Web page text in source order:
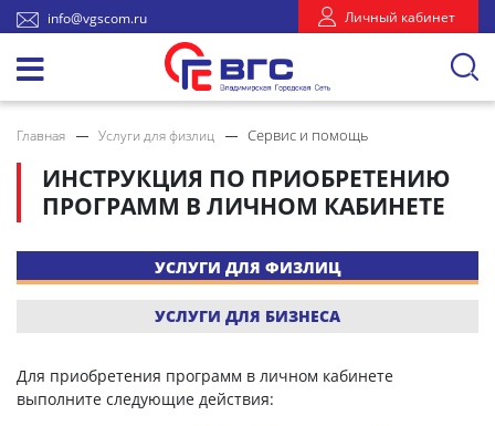
info@vgscom.ru Личный кабинет
Главная Услуги для физлиц Сервис и помощь
ИНСТРУКЦИЯ ПО ПРИОБРЕТЕНИЮ
ПРОГРАММ В ЛИЧНОМ КАБИНЕТЕ
УСЛУГИ ДЛЯ ФИЗЛИЦ
УСЛУГИ ДЛЯ БИЗНЕСА
Для приобретения программ в личном кабинете
выполните следующие действия: